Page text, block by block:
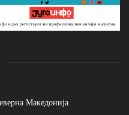
Македонија